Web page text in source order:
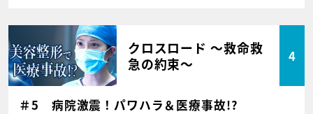
クロスロード ～救命救
急の約束～
4
＃5 病院激震！パワハラ＆医療事故!?